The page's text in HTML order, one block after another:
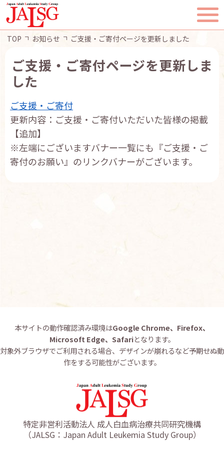
JALSGとは
活動報告
会員ページ
TOP お知らせ ご支援・ご寄付ページを更新しました
ご支援・ご寄付ページを更新しま
した
ご支援・ご寄付
更新内容：ご支援・ご寄付いただいた皆様の掲載
【追加】
※左端にございますバナー一覧にも『ご支援・ご
寄付のお願い』のリンクバナーがございます。
本サイトの動作確認済み環境はGoogle Chrome、Firefox、
Microsoft Edge、Safariとなります。
対象外ブラウザでご利用される場合、デザインが崩れるなど予期せぬ動
作をする可能性がございます。
特定非営利活動法人 成人白血病治療共同研究機構
（JALSG：Japan Adult Leukemia Study Group）